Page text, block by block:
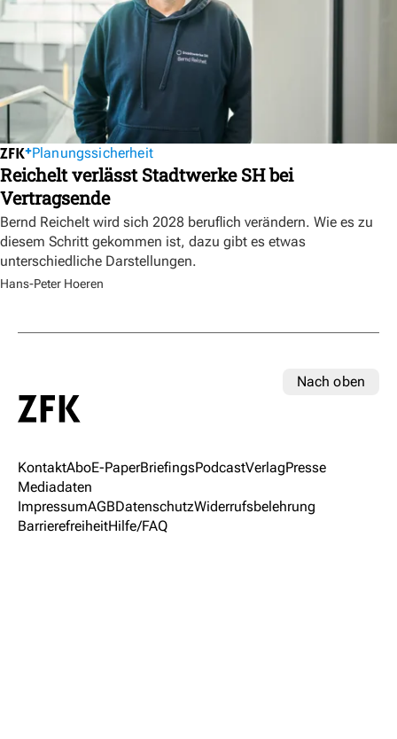
Planungssicherheit
Reichelt verlässt Stadtwerke SH bei
Vertragsende
Bernd Reichelt wird sich 2028 beruflich verändern. Wie es zu
diesem Schritt gekommen ist, dazu gibt es etwas
unterschiedliche Darstellungen.
Hans-Peter Hoeren
Nach oben
KontaktAboE-PaperBriefingsPodcastVerlagPresse
Mediadaten
ImpressumAGBDatenschutzWiderrufsbelehrung
BarrierefreiheitHilfe/FAQ